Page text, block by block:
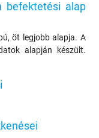
befektetési alap
öt legjobb alapja. A
alapján készült.